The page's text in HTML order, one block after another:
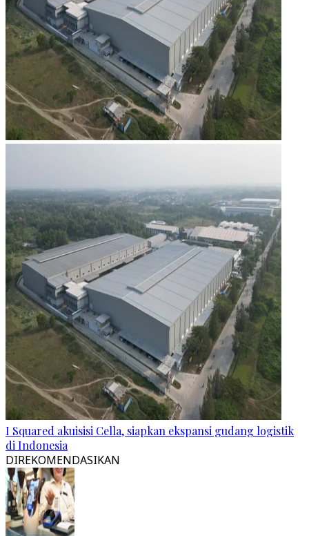
I Squared akuisisi Cella, siapkan ekspansi gudang logistik
di Indonesia
DIREKOMENDASIKAN